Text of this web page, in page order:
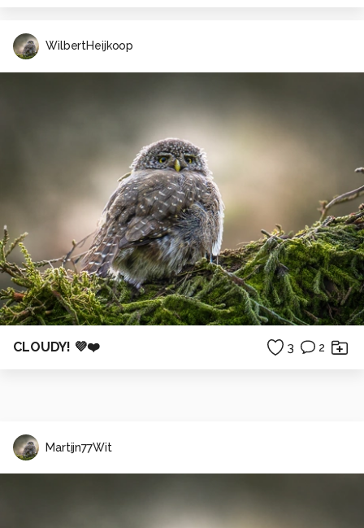
WilbertHeijkoop
CLOUDY! 💜❤️ 3 2
Martijn77Wit